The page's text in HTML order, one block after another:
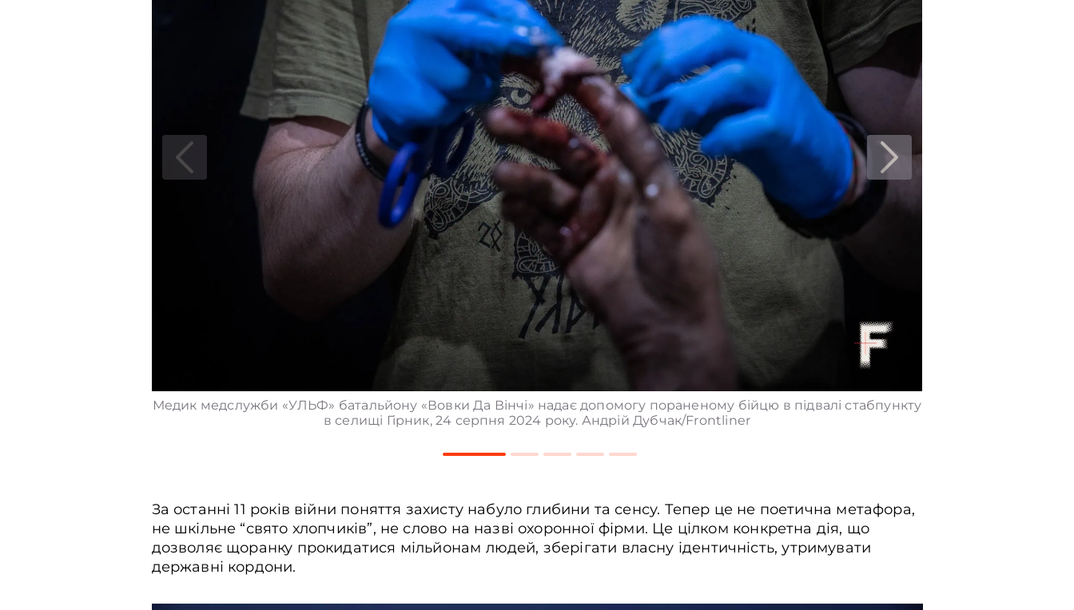
Медик медслужби «УЛЬФ» батальйону «Вовки Да Вінчі» надає допомогу пораненому бійцю в підвалі стабпункту
в селищі Гірник, 24 серпня 2024 року. Андрій Дубчак/Frontliner
За останні 11 років війни поняття захисту набуло глибини та сенсу. Тепер це не поетична метафора,
не шкільне “свято хлопчиків”, не слово на назві охоронної фірми. Це цілком конкретна дія, що
дозволяє щоранку прокидатися мільйонам людей, зберігати власну ідентичність, утримувати
державні кордони.